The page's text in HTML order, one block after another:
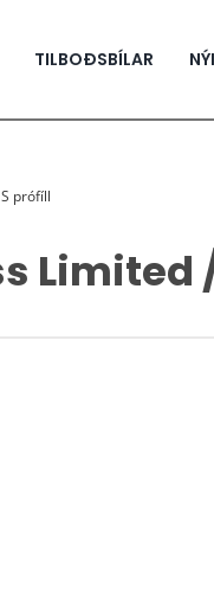
TILBOÐSBÍLAR
prófíll
Limited